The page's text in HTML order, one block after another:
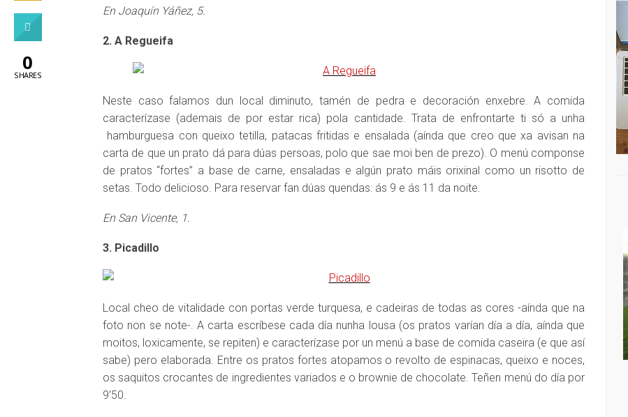
En Joaquín Yáñez, 5.
2. A Regueifa
Neste caso falamos dun local diminuto, tamén de pedra e decoración enxebre. A comida
caracterízase (ademais de por estar rica) pola cantidade. Trata de enfrontarte ti só a unha
hamburguesa con queixo tetilla, patacas fritidas e ensalada (aínda que creo que xa avisan na
carta de que un prato dá para dúas persoas, polo que sae moi ben de prezo). O menú componse
de pratos “fortes” a base de carne, ensaladas e algún prato máis orixinal como un risotto de
setas. Todo delicioso. Para reservar fan dúas quendas: ás 9 e ás 11 da noite.
En San Vicente, 1.
3. Picadillo
Local cheo de vitalidade con portas verde turquesa, e cadeiras de todas as cores -aínda que na
foto non se note-. A carta escríbese cada día nunha lousa (os pratos varían día a día, aínda que
moitos, loxicamente, se repiten) e caracterízase por un menú a base de comida caseira (e que así
sabe) pero elaborada. Entre os pratos fortes atopamos o revolto de espinacas, queixo e noces,
os saquitos crocantes de ingredientes variados e o brownie de chocolate. Teñen menú do día por
9’50.
DISQUEFICHA: NACHO ESCOLAR DISQUEFICHA: IRIA MISA DISQUEFICHA: ÓLÖF ARNALDS
0
SHARES